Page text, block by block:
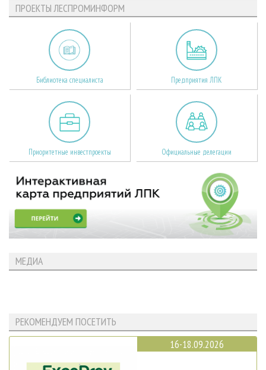
ПРОЕКТЫ ЛЕСПРОМИНФОРМ
Библиотека специалиста Предприятия ЛПК
Приоритетные инвестпроекты Официальные делегации
МЕДИА
РЕКОМЕНДУЕМ ПОСЕТИТЬ
16-18.09.2026